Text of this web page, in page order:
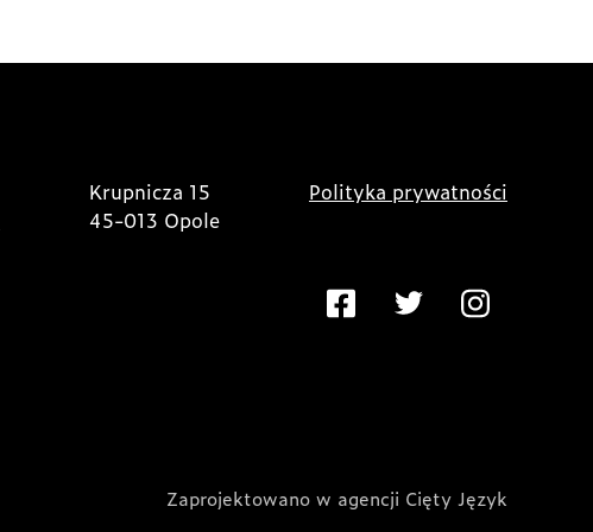
Krupnicza 15
45-013 Opole
Polityka prywatności
Zaprojektowano w agencji Cięty Język